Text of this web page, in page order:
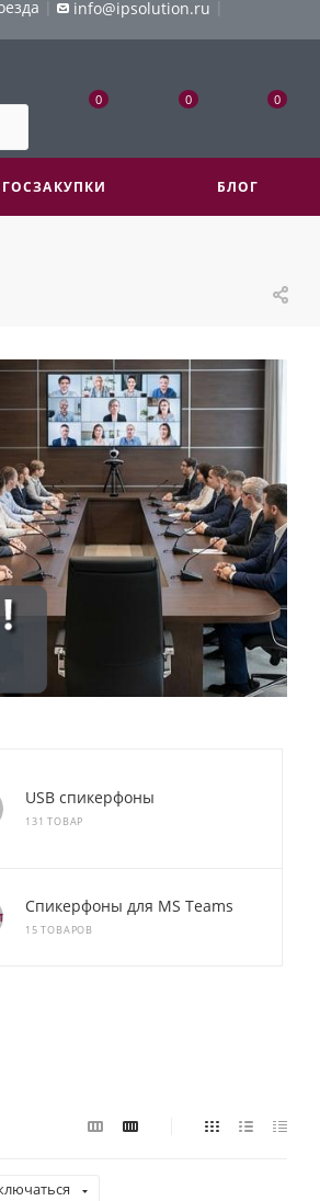
| info@ipsolution.ru |
0 0 0
ГОСЗАКУПКИ БЛОГ
USB спикерфоны
131 ТОВАР
Спикерфоны для MS Teams
15 ТОВАРОВ